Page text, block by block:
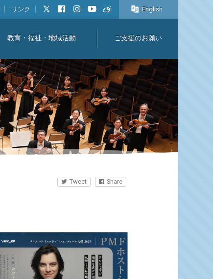
リンク English
教育・福祉・地域活動 ご支援のお願い
Tweet Share